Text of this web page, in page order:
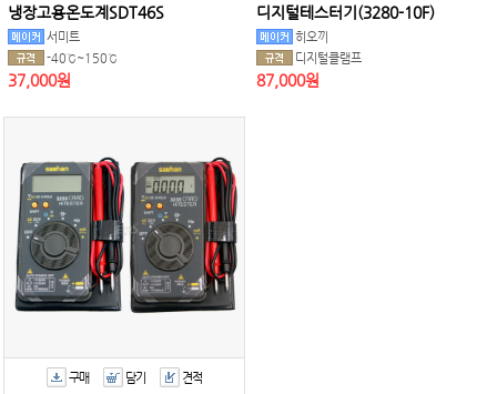
냉장고용온도계SDT46S
서미트
-40℃~150℃
37,000원
디지털테스터기(3280-10F)
히오끼
디지털클램프
87,000원
구매 담기 견적